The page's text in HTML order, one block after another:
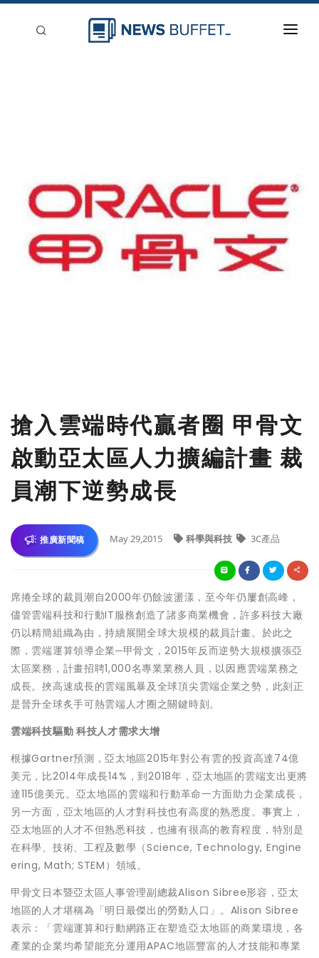
搶入雲端時代贏者圈 甲骨文
啟動亞太區人力擴編計畫 裁
員潮下逆勢成長
推廣新聞稿 May 29,2015 科學與科技 3C產品
席捲全球的裁員潮自2000年仍餘波盪漾，至今年仍屢創高峰，
儘管雲端科技和行動IT服務創造了諸多商業機會，許多科技大廠
仍以精簡組織為由，持續展開全球大規模的裁員計畫。於此之
際，雲端運算領導企業─甲骨文，2015年反而逆勢大規模擴張亞
太區業務，計畫招聘1,000名專業業務人員，以因應雲端業務之
成長。挾高速成長的雲端風暴及全球頂尖雲端企業之勢，此刻正
是晉升全球炙手可熱雲端人才圈之關鍵時刻。
雲端科技驅動 科技人才需求大增
根據Gartner預測，亞太地區2015年對公有雲的投資高達74億
美元，比2014年成長14%，到2018年，亞太地區的雲端支出更將
達115億美元。亞太地區的雲端和行動革命一方面助力企業成長，
另一方面，亞太地區的人才對科技也有高度的熟悉度。事實上，
亞太地區的人才不但熟悉科技，也擁有很高的教育程度，特別是
在科學、技術、工程及數學（Science, Technology, Engine
ering, Math; STEM）領域。
甲骨文日本暨亞太區人事管理副總裁Alison Sibree形容，亞太
地區的人才堪稱為「明日最傑出的勞動人口」。Alison Sibree
表示：「雲端運算和行動網路正在塑造亞太地區的商業環境，各
產業的企業均希望能充分運用APAC地區豐富的人才技能和專業